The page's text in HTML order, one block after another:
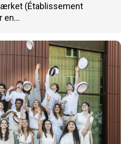
(Établissement
en…